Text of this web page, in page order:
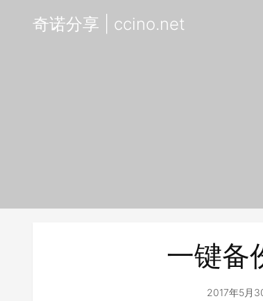
奇诺分享 | ccino.net
一键备
2017年5月